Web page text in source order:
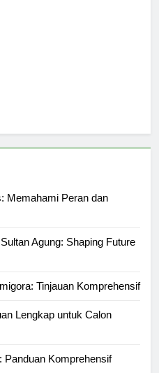
Peran dan
Agung: Shaping Future
Lengkap untuk Calon